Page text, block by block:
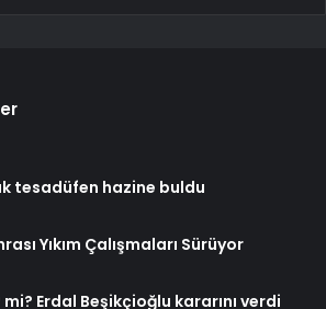
tesadüfen hazine buldu
Yıkım Çalışmaları Sürüyor
mi? Erdal Beşikçioğlu kararını verdi